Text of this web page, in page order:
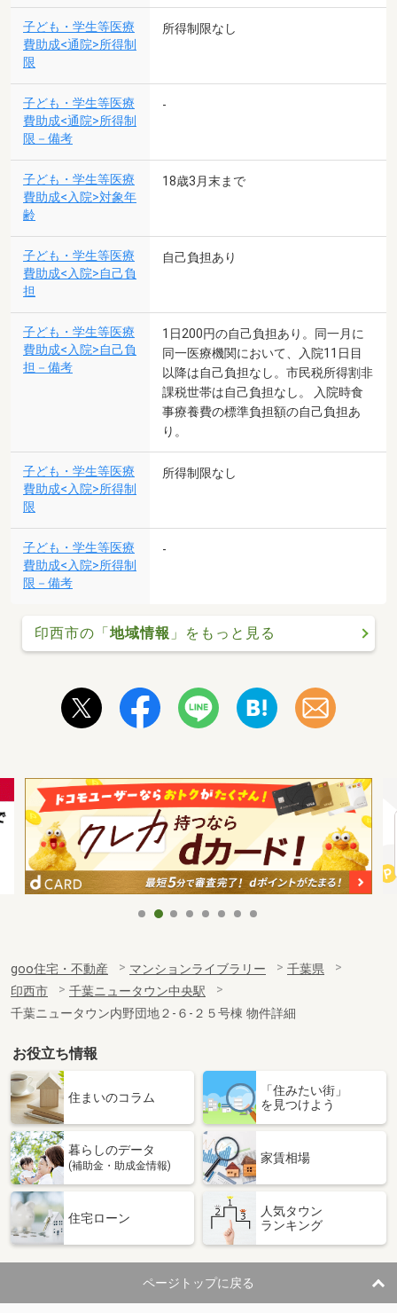
子ども・学生等医療
費助成<通院>所得制
限
所得制限なし
子ども・学生等医療
費助成<通院>所得制
限－備考
-
子ども・学生等医療
費助成<入院>対象年
齢
18歳3月末まで
子ども・学生等医療
費助成<入院>自己負
担
自己負担あり
子ども・学生等医療
費助成<入院>自己負
担－備考
1日200円の自己負担あり。同一月に
同一医療機関において、入院11日目
以降は自己負担なし。市民税所得割非
課税世帯は自己負担なし。 入院時食
事療養費の標準負担額の自己負担あ
り。
子ども・学生等医療
費助成<入院>所得制
限
所得制限なし
子ども・学生等医療
費助成<入院>所得制
限－備考
-
印西市の「 地域情報 」をもっと見る
goo住宅・不動産 マンションライブラリー
千葉県
印西市
千葉ニュータウン中央駅
千葉ニュータウン内野団地２-６-２５号棟 物件詳細
お役立ち情報
住まいのコラム
「住みたい街」
を見つけよう
暮らしのデータ
(補助金・助成金情報)
家賃相場
住宅ローン
人気タウン
ランキング
ページトップに戻る